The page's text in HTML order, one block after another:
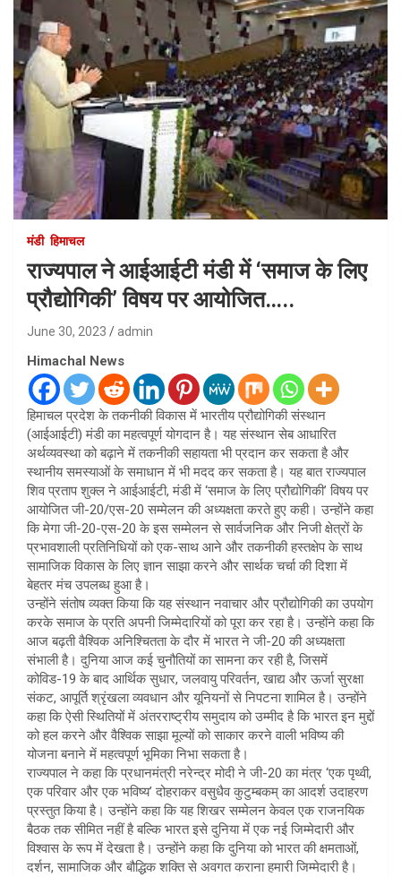
मंडी हिमाचल
राज्यपाल ने आईआईटी मंडी में ‘समाज के लिए
प्रौद्योगिकी’ विषय पर आयोजित…..
June 30, 2023 admin
Himachal News
हिमाचल प्रदेश के तकनीकी विकास में भारतीय प्रौद्योगिकी संस्थान
(आईआईटी) मंडी का महत्वपूर्ण योगदान है। यह संस्थान सेब आधारित
अर्थव्यवस्था को बढ़ाने में तकनीकी सहायता भी प्रदान कर सकता है और
स्थानीय समस्याओं के समाधान में भी मदद कर सकता है। यह बात राज्यपाल
शिव प्रताप शुक्ल ने आईआईटी, मंडी में ‘समाज के लिए प्रौद्योगिकी’ विषय पर
आयोजित जी-20/एस-20 सम्मेलन की अध्यक्षता करते हुए कही। उन्होंने कहा
कि मेगा जी-20-एस-20 के इस सम्मेलन से सार्वजनिक और निजी क्षेत्रों के
प्रभावशाली प्रतिनिधियों को एक-साथ आने और तकनीकी हस्तक्षेप के साथ
सामाजिक विकास के लिए ज्ञान साझा करने और सार्थक चर्चा की दिशा में
बेहतर मंच उपलब्ध हुआ है।
उन्होंने संतोष व्यक्त किया कि यह संस्थान नवाचार और प्रौद्योगिकी का उपयोग
करके समाज के प्रति अपनी जिम्मेदारियों को पूरा कर रहा है। उन्होंने कहा कि
आज बढ़ती वैश्विक अनिश्चितता के दौर में भारत ने जी-20 की अध्यक्षता
संभाली है। दुनिया आज कई चुनौतियों का सामना कर रही है, जिसमें
कोविड-19 के बाद आर्थिक सुधार, जलवायु परिवर्तन, खाद्य और ऊर्जा सुरक्षा
संकट, आपूर्ति श्रृंखला व्यवधान और यूनियनों से निपटना शामिल है। उन्होंने
कहा कि ऐसी स्थितियों में अंतरराष्ट्रीय समुदाय को उम्मीद है कि भारत इन मुद्दों
को हल करने और वैश्विक साझा मूल्यों को साकार करने वाली भविष्य की
योजना बनाने में महत्वपूर्ण भूमिका निभा सकता है।
राज्यपाल ने कहा कि प्रधानमंत्री नरेन्द्र मोदी ने जी-20 का मंत्र ‘एक पृथ्वी,
एक परिवार और एक भविष्य’ दोहराकर वसुधैव कुटुम्बकम् का आदर्श उदाहरण
प्रस्तुत किया है। उन्होंने कहा कि यह शिखर सम्मेलन केवल एक राजनयिक
बैठक तक सीमित नहीं है बल्कि भारत इसे दुनिया में एक नई जिम्मेदारी और
विश्वास के रूप में देखता है। उन्होंने कहा कि दुनिया को भारत की क्षमताओं,
दर्शन, सामाजिक और बौद्धिक शक्ति से अवगत कराना हमारी जिम्मेदारी है।